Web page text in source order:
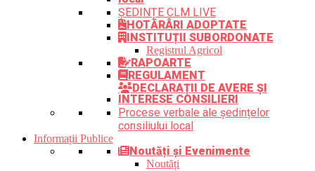
ȘEDINȚE CLM LIVE
HOTĂRÂRI ADOPTATE
INSTITUȚII SUBORDONATE
Registrul Agricol
RAPOARTE
REGULAMENT
DECLARAȚII DE AVERE ȘI
INTERESE CONSILIERI
Procese verbale ale ședințelor
consiliului local
Informații Publice
Noutăți și Evenimente
Noutăți